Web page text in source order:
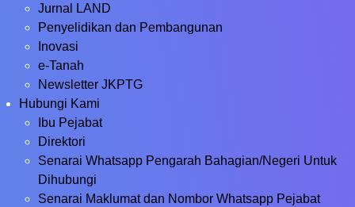
Jurnal LAND
Penyelidikan dan Pembangunan
Inovasi
e-Tanah
Newsletter JKPTG
Hubungi Kami
Ibu Pejabat
Direktori
Senarai Whatsapp Pengarah Bahagian/Negeri Untuk
Dihubungi
Senarai Maklumat dan Nombor Whatsapp Pejabat